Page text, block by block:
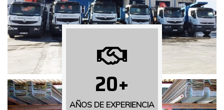
20+
AÑOS DE EXPERIENCIA